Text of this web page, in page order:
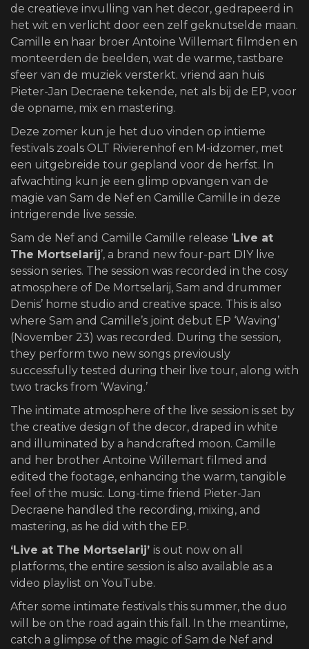
de creatieve invulling van het decor, gedrapeerd in
het wit en verlicht door een zelf geknutselde maan.
Camille en haar broer Antoine Willemart filmden en
monteerden de beelden, wat de warme, tastbare
sfeer van de muziek versterkt. vriend aan huis
Pieter-Jan Decraene tekende, net als bij de EP, voor
de opname, mix en mastering.
Deze zomer kun je het duo vinden op intieme
festivals zoals OLT Rivierenhof en M-idzomer, met
een uitgebreide tour gepland voor de herfst. In
afwachting kun je een glimp opvangen van de
magie van Sam de Nef en Camille Camille in deze
intrigerende live sessie.
Sam de Nef and Camille Camille release ‘Live at
The Mortselarij’, a brand new four-part DIY live
session series. The session was recorded in the cosy
atmosphere of De Mortselarij, Sam and drummer
Denis’ home studio and creative space. This is also
where Sam and Camille’s joint debut EP ‘Waving’
(November 23) was recorded. During the session,
they perform two new songs previously
successfully tested during their live tour, along with
two tracks from ‘Waving.’
The intimate atmosphere of the live session is set by
the creative design of the decor, draped in white
and illuminated by a handcrafted moon. Camille
and her brother Antoine Willemart filmed and
edited the footage, enhancing the warm, tangible
feel of the music. Long-time friend Pieter-Jan
Decraene handled the recording, mixing, and
mastering, as he did with the EP.
‘Live at The Mortselarij’ is out now on all
platforms, the entire session is also available as a
video playlist on YouTube.
After some intimate festivals this summer, the duo
will be on the road again this fall. In the meantime,
catch a glimpse of the magic of Sam de Nef and